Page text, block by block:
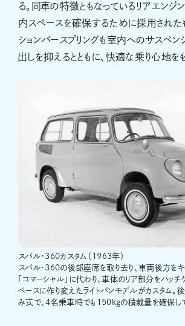
る。同車の特徴ともなっているリアエンジ
内スペースを確保するために採用された
ションバースプリングも室内へのサスペン
出しを抑えるとともに、快適な乗り心地を
スバル・360カスタム（1963年）
スバル・360の後部座席を取り去り、車両後方をキ
「コマーシャル」に代わり、車体のリア部分をハッチ
ペースに作り変えたライトバンモデルがカスタム。
み式で、4名乗車時でも150kgの積載量を確保し